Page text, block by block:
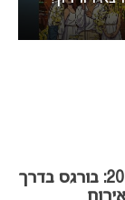
המירוץ לאירוויזיון 2027: בורגס בדרך